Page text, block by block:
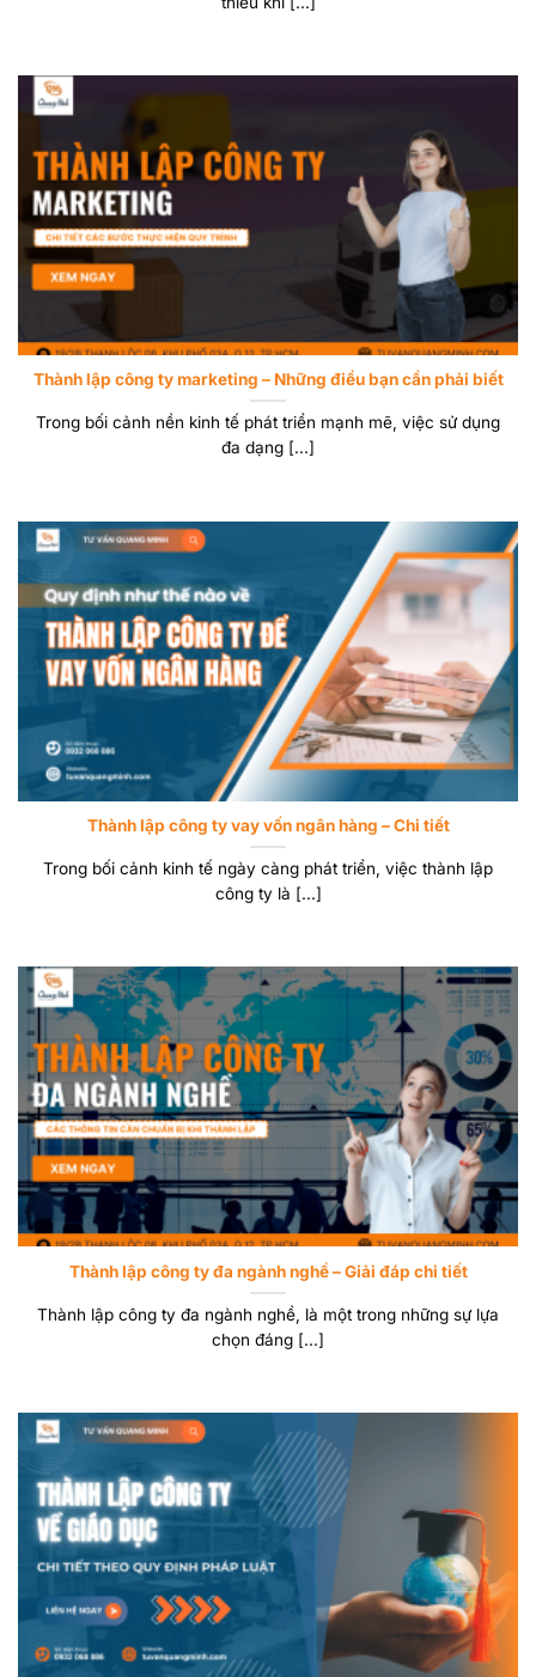
Thành lập công ty marketing – Những điều bạn cần phải biết
Trong bối cảnh nền kinh tế phát triển mạnh mẽ, việc sử dụng
đa dạng [...]
Thành lập công ty vay vốn ngân hàng – Chi tiết
Trong bối cảnh kinh tế ngày càng phát triển, việc thành lập
công ty là [...]
Thành lập công ty đa ngành nghề – Giải đáp chi tiết
Thành lập công ty đa ngành nghề, là một trong những sự lựa
chọn đáng [...]